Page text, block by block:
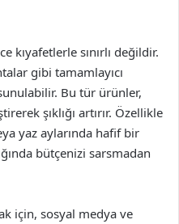
kıyafetlerle sınırlı değildir.
gibi tamamlayıcı
Bu tür ürünler,
şıklığı artırır. Özellikle
yaz aylarında hafif bir
bütçenizi sarsmadan
için, sosyal medya ve